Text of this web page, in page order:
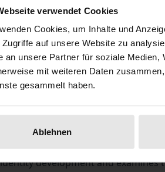
verwendet Cookies
Cookies, um Inhalte und
Zugriffe auf unsere Website zu
an unsere Partner für soziale
mit weiteren Daten
gesammelt haben.
Ablehnen
Delivery cost
perspective on
development and